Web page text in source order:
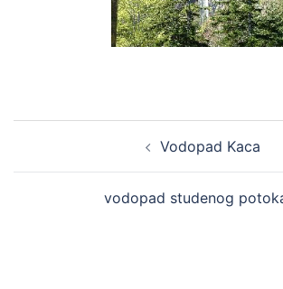
Vodopad Kaca
vodopad studenog